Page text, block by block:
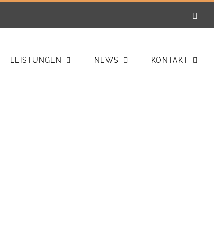
LEISTUNGEN NEWS KONTAKT